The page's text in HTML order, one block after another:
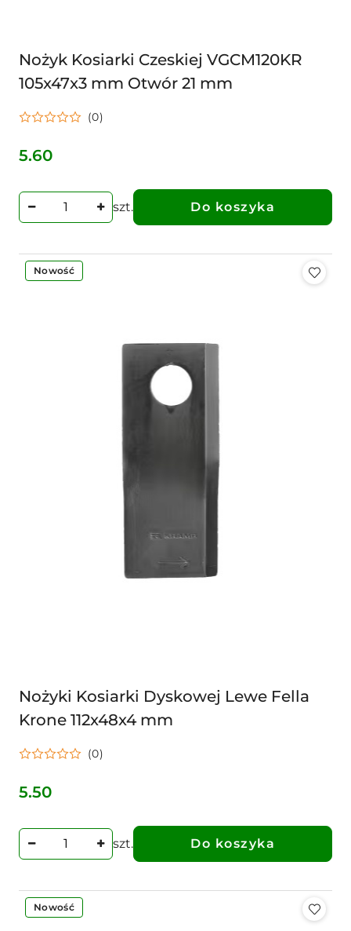
Nożyk Kosiarki Czeskiej VGCM120KR
105x47x3 mm Otwór 21 mm
(0)
Cena:
5.60
szt. Do koszyka
Nowość
Nożyki Kosiarki Dyskowej Lewe Fella
Krone 112x48x4 mm
(0)
Cena:
5.50
szt. Do koszyka
Nowość